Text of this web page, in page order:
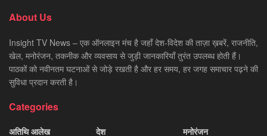
About Us
Insight TV News – एक ऑनलाइन मंच है जहाँ देश-विदेश की ताज़ा ख़बरें, राजनीति,
खेल, मनोरंजन, तकनीक और व्यवसाय से जुड़ी जानकारियाँ तुरंत उपलब्ध होती हैं।
पाठकों को नवीनतम घटनाओं से जोड़े रखती है और हर समय, हर जगह समाचार पढ़ने की
सुविधा प्रदान करती है।
Categories
अतिथि आलेख
देश
मनोरंजन